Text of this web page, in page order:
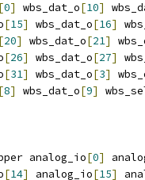
[0] wbs_dat_o[10]
[15] wbs_dat_o[16]
[20] wbs_dat_o[21]
[26] wbs_dat_o[27]
[31] wbs_dat_o[3]
[8] wbs_dat_o[9]
analog_io[0]
[14] analog_io[15]